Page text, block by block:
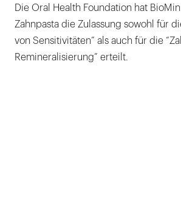
Die Oral Health Foundation hat
Zahnpasta die Zulassung sowohl für
von Sensitivitäten” als auch für die
Remineralisierung” erteilt.